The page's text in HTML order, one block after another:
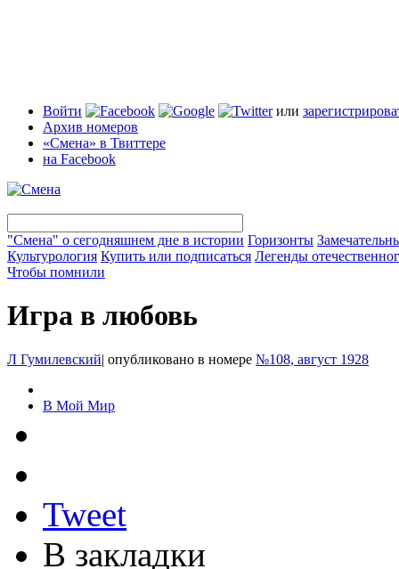
Войти или
Архив номеров
«Смена» в Твиттере
на Facebook
"Смена" о сегодняшнем дне в истории Горизонты
Культурология Купить или подписаться Легенды
Чтобы помнили
Игра в любовь
Л Гумилевский| опубликовано в номере №108, август 1928
В Мой Мир
Tweet
В закладки